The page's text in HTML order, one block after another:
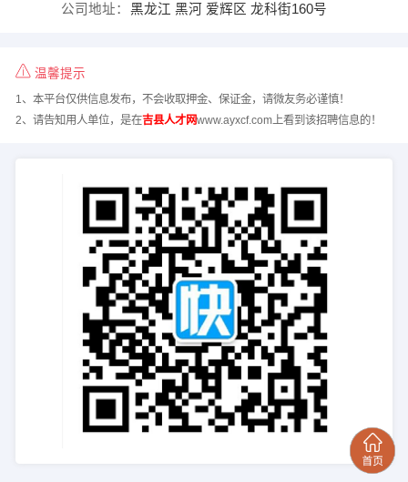
公司地址： 黑龙江 黑河 爱辉区 龙科街160号
温馨提示
1、本平台仅供信息发布，不会收取押金、保证金，请微友务必谨慎！
2、请告知用人单位，是在吉县人才网www.ayxcf.com上看到该招聘信息的！